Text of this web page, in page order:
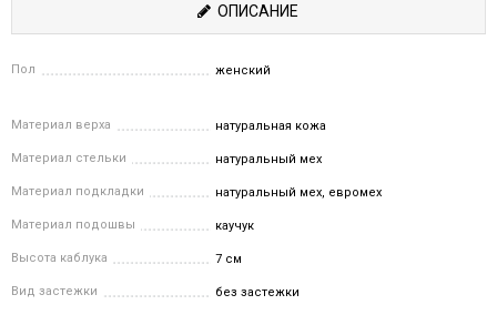
ОПИСАНИЕ
Пол женский
Материал верха натуральная кожа
Материал стельки натуральный мех
Материал подкладки натуральный мех, евромех
Материал подошвы каучук
Высота каблука 7 см
Вид застежки без застежки